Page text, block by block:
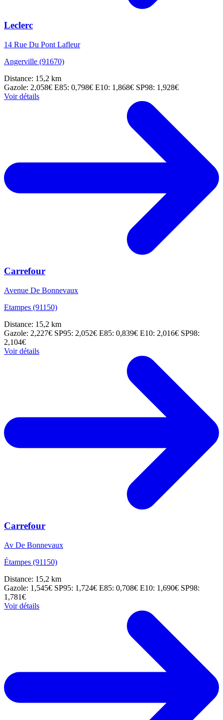
Leclerc
14 Rue Du Pont Lafleur
Angerville (91670)
Distance: 15,2 km
Gazole: 2,058€ E85: 0,798€ E10: 1,868€ SP98: 1,928€
Voir détails
Carrefour
Avenue De Bonnevaux
Etampes (91150)
Distance: 15,2 km
Gazole: 2,227€ SP95: 2,052€ E85: 0,839€ E10: 2,016€ SP98:
2,104€
Voir détails
Carrefour
Av De Bonnevaux
Étampes (91150)
Distance: 15,2 km
Gazole: 1,545€ SP95: 1,724€ E85: 0,708€ E10: 1,690€ SP98:
1,781€
Voir détails